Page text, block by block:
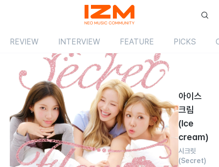
REVIEW INTERVIEW FEATURE PICKS
국내
아이스
크림
(Ice
cream)
시크릿
(Secret)